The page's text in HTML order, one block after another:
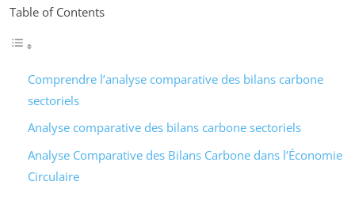
Table of Contents
Comprendre l’analyse comparative des bilans carbone
sectoriels
Analyse comparative des bilans carbone sectoriels
Analyse Comparative des Bilans Carbone dans l’Économie
Circulaire